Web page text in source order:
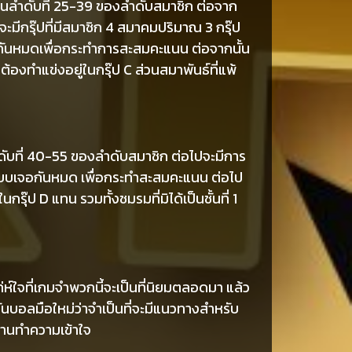
ลำดับที่ 25-39 ของลำดับสมาชิก ต่อจาก
ะมีกรุ๊ปที่มีสมาชิก 4 สมาคมปริมาณ 3 กรุ๊ป
หมดเพื่อกระทำการสะสมคะแนน ต่อจากนั้น
ต้องทำแข่งอยู่ในกรุ๊ป C ส่วนสมาพันธ์ที่แพ้
ที่ 40-55 ของลำดับสมาชิก ต่อไปจะมีการ
เจอกันหมด เพื่อกระทำสะสมคะแนน ต่อไป
กรุ๊ป D แทน รวมทั้งชมรมที่มิได้เป็นชั้นที่ 1
ใจที่เกมจำพวกนี้จะเป็นที่นิยมตลอดมา แล้ว
บอลมือใหม่ว่าจำเป็นที่จะมีแนวทางสำหรับ
ทำความเข้าใจ